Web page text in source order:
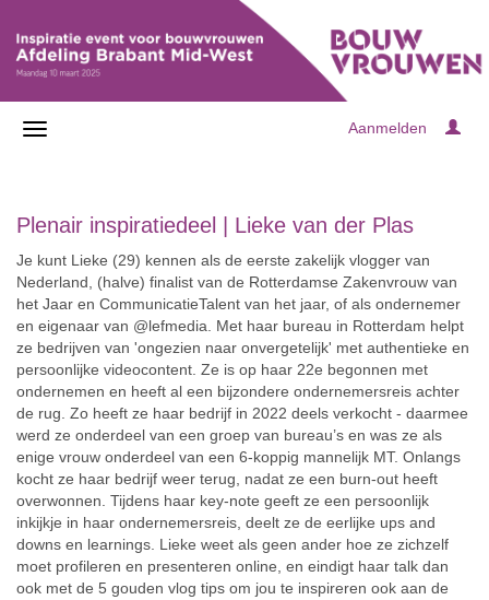
Aanmelden
Plenair inspiratiedeel | Lieke van der Plas
Je kunt Lieke (29) kennen als de eerste zakelijk vlogger van
Nederland, (halve) finalist van de Rotterdamse Zakenvrouw van
het Jaar en CommunicatieTalent van het jaar, of als ondernemer
en eigenaar van @lefmedia. Met haar bureau in Rotterdam helpt
ze bedrijven van 'ongezien naar onvergetelijk' met authentieke en
persoonlijke videocontent. Ze is op haar 22e begonnen met
ondernemen en heeft al een bijzondere ondernemersreis achter
de rug. Zo heeft ze haar bedrijf in 2022 deels verkocht - daarmee
werd ze onderdeel van een groep van bureau’s en was ze als
enige vrouw onderdeel van een 6-koppig mannelijk MT. Onlangs
kocht ze haar bedrijf weer terug, nadat ze een burn-out heeft
overwonnen. Tijdens haar key-note geeft ze een persoonlijk
inkijkje in haar ondernemersreis, deelt ze de eerlijke ups and
downs en learnings. Lieke weet als geen ander hoe ze zichzelf
moet profileren en presenteren online, en eindigt haar talk dan
ook met de 5 gouden vlog tips om jou te inspireren ook aan de